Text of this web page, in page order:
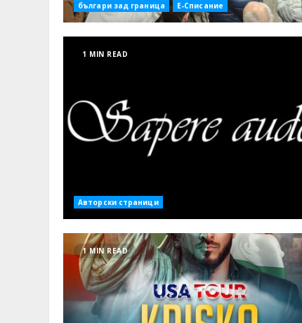
българи зад граница Е-Списание
1 MIN READ
Авторски страници
1 MIN READ